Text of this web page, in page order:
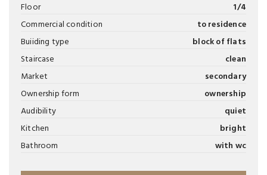
Floor
1/4
Commercial condition
to residence
Buiiding type
block of flats
Staircase
clean
Market
secondary
Ownership form
ownership
Audibility
quiet
Kitchen
bright
Bathroom
with wc